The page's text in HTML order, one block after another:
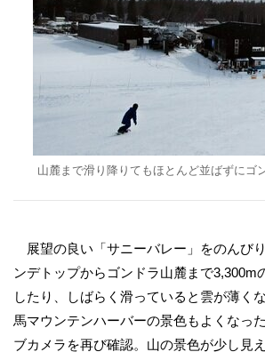
山麓まで滑り降りてもほとんど並ばずにゴ
展望の良い「サニーバレー」をのんび
ンデトップからゴンドラ山麓まで3,300m
したり、しばらく滑っていると雲が薄く
馬マウンテンハーバーの景色もよくなっ
ブカメラを再び確認。山の景色が少し見